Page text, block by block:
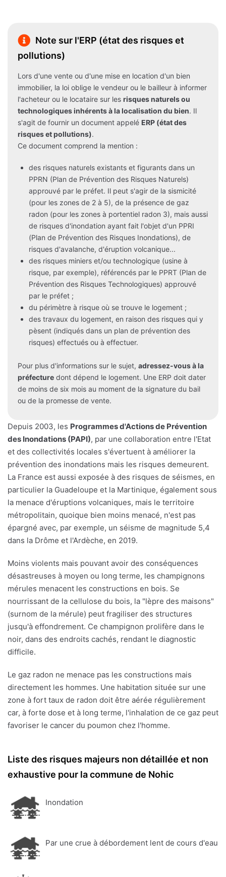
Note sur l'ERP (état des risques et
pollutions)
Lors d'une vente ou d'une mise en location d'un bien
immobilier, la loi oblige le vendeur ou le bailleur à informer
l'acheteur ou le locataire sur les risques naturels ou
technologiques inhérents à la localisation du bien. Il
s'agit de fournir un document appelé ERP (état des
risques et pollutions).
Ce document comprend la mention :
des risques naturels existants et figurants dans un
PPRN (Plan de Prévention des Risques Naturels)
approuvé par le préfet. Il peut s'agir de la sismicité
(pour les zones de 2 à 5), de la présence de gaz
radon (pour les zones à portentiel radon 3), mais aussi
de risques d'inondation ayant fait l'objet d'un PPRI
(Plan de Prévention des Risques Inondations), de
risques d'avalanche, d'éruption volcanique...
des risques miniers et/ou technologique (usine à
risque, par exemple), référencés par le PPRT (Plan de
Prévention des Risques Technologiques) approuvé
par le préfet ;
du périmètre à risque où se trouve le logement ;
des travaux du logement, en raison des risques qui y
pèsent (indiqués dans un plan de prévention des
risques) effectués ou à effectuer.
Pour plus d'informations sur le sujet, adressez-vous à la
préfecture dont dépend le logement. Une ERP doit dater
de moins de six mois au moment de la signature du bail
ou de la promesse de vente.
Depuis 2003, les Programmes d'Actions de Prévention
des Inondations (PAPI), par une collaboration entre l'Etat
et des collectivités locales s'évertuent à améliorer la
prévention des inondations mais les risques demeurent.
La France est aussi exposée à des risques de séismes, en
particulier la Guadeloupe et la Martinique, également sous
la menace d'éruptions volcaniques, mais le territoire
métropolitain, quoique bien moins menacé, n'est pas
épargné avec, par exemple, un séisme de magnitude 5,4
dans la Drôme et l'Ardèche, en 2019.
Moins violents mais pouvant avoir des conséquences
désastreuses à moyen ou long terme, les champignons
mérules menacent les constructions en bois. Se
nourrissant de la cellulose du bois, la "lèpre des maisons"
(surnom de la mérule) peut fragiliser des structures
jusqu'à effondrement. Ce champignon prolifère dans le
noir, dans des endroits cachés, rendant le diagnostic
difficile.
Le gaz radon ne menace pas les constructions mais
directement les hommes. Une habitation située sur une
zone à fort taux de radon doit être aérée régulièrement
car, à forte dose et à long terme, l'inhalation de ce gaz peut
favoriser le cancer du poumon chez l'homme.
Liste des risques majeurs non détaillée et non
exhaustive pour la commune de Nohic
Inondation
Par une crue à débordement lent de cours d'eau